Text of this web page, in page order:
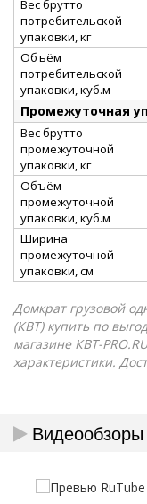
Вес брутто
потребительской
упаковки, кг
Объём
потребительской
упаковки, куб.м
Промежуточная
Вес брутто
промежуточной
упаковки, кг
Объём
промежуточной
упаковки, куб.м
Ширина
промежуточной
упаковки, см
Домкрат грузовой
(КВТ) купить по
магазине КВТ-
характеристики.
Видеообзоры